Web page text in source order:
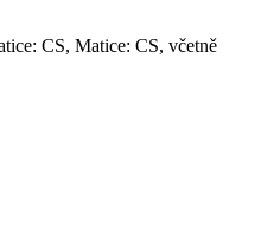
CS, Matice: CS, včetně